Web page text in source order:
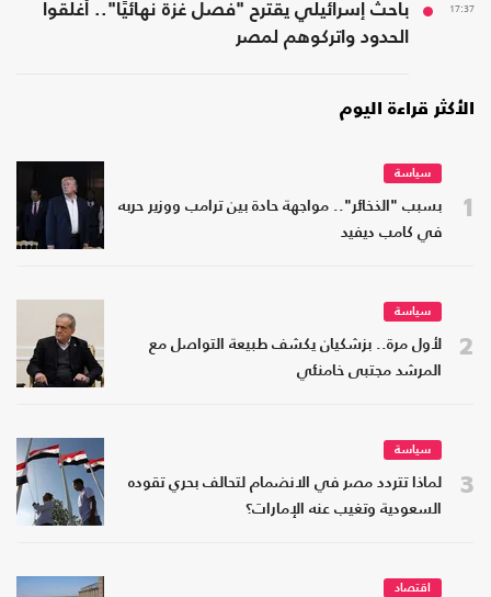
17:37
باحث إسرائيلي يقترح "فصل غزة نهائيًا".. أغلقوا
الحدود واتركوهم لمصر
الأكثر قراءة اليوم
1
سياسة
بسبب "الذخائر".. مواجهة حادة بين ترامب ووزير حربه
في كامب ديفيد
2
سياسة
لأول مرة.. بزشكيان يكشف طبيعة التواصل مع
المرشد مجتبى خامنئي
3
سياسة
لماذا تتردد مصر في الانضمام لتحالف بحري تقوده
السعودية وتغيب عنه الإمارات؟
اقتصاد